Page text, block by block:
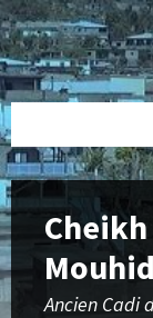
Skip
to
content
Skip
to
left
sidebar
Skip
to
right
sidebar
Skip
to
footer
Ancien Cadi